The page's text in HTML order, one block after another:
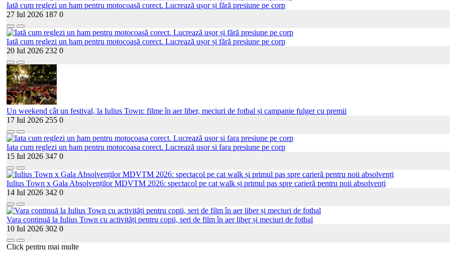
Iată cum reglezi un ham pentru motocoasă corect. Lucrează ușor și fără presiune pe corp
27 Iul 2026 187 0
Iată cum reglezi un ham pentru motocoasă corect. Lucrează ușor și fără presiune pe corp
20 Iul 2026 232 0
Un weekend cât un festival, la Iulius Town: filme în aer liber, meciuri de fotbal și campanie fulger cu premii
17 Iul 2026 255 0
Iata cum reglezi un ham pentru motocoasa corect. Lucrează usor si fara presiune pe corp
15 Iul 2026 347 0
Iulius Town x Gala Absolvenților MDVTM 2026: spectacol pe cat walk și primul pas spre carieră pentru noii absolvenți
14 Iul 2026 342 0
Vara continuă la Iulius Town cu activități pentru copii, seri de film în aer liber și meciuri de fotbal
10 Iul 2026 302 0
Click pentru mai multe